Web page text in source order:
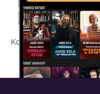
Kokeilemalla ilmaiseksi